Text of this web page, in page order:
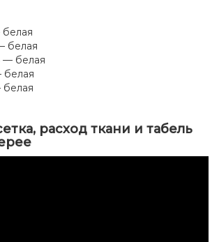
белая
— белая
белая
расход ткани и табель